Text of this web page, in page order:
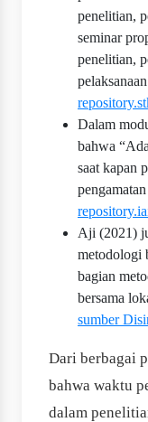
penelitian,
seminar
penelitian,
Dalam
bahwa
saat kapan
Aji (2021)
metodologi
bagian
bersama
sumber
Dari berbagai
bahwa waktu
dalam